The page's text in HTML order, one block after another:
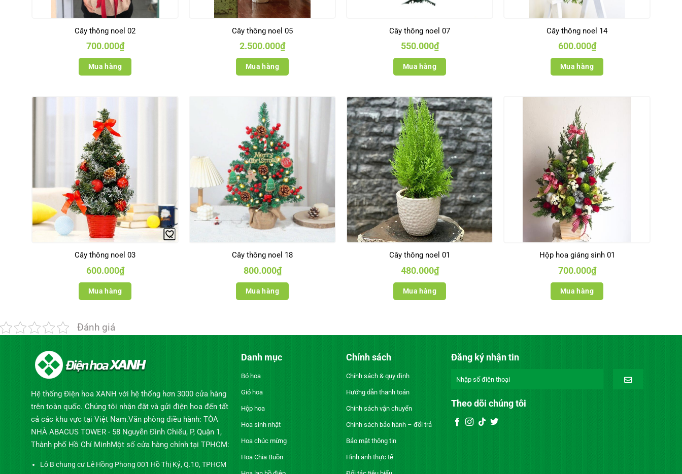
Cây thông noel 02
700.000₫
Mua hàng
Cây thông noel 05
2.500.000₫
Mua hàng
Cây thông noel 07
550.000₫
Mua hàng
Cây thông noel 14
600.000₫
Mua hàng
Cây thông noel 03
600.000₫
Mua hàng
Cây thông noel 18
800.000₫
Mua hàng
Cây thông noel 01
480.000₫
Mua hàng
Hộp hoa giáng sinh 01
700.000₫
Mua hàng
Đánh giá
Hệ thống Điện hoa XANH với hệ thống hơn 3000 cửa hàng
trên toàn quốc. Chúng tôi nhận đặt và gửi điện hoa đến tất
cả các khu vực tại Việt Nam.Văn phòng điều hành: TÒA
NHÀ ABACUS TOWER - 58 Nguyễn Đình Chiểu, P, Quận 1,
Thành phố Hồ Chí MinhMột số cửa hàng chính tại TPHCM:
Lô B chung cư Lê Hồng Phong 001 Hồ Thị Kỷ, Q.10, TPHCM
Danh mục
Bó hoa
Giỏ hoa
Hộp hoa
Hoa sinh nhật
Hoa chúc mừng
Hoa Chia Buồn
Chính sách
Chính sách & quy định
Hướng dẫn thanh toán
Chính sách vận chuyển
Chính sách bảo hành – đổi trả
Bảo mật thông tin
Hình ảnh thực tế
Đăng ký nhận tin
Theo dõi chúng tôi